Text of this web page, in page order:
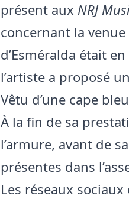
présent aux NRJ
concernant la
d’Esméralda était
l’artiste a proposé
Vêtu d’une cape
À la fin de sa
l’armure, avant de
présentes dans
Les réseaux